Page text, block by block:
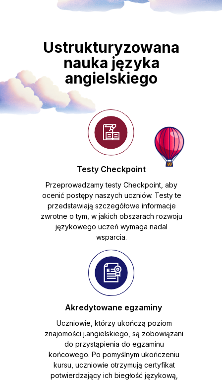
Ustrukturyzowana
nauka języka
angielskiego
Testy Checkpoint
Przeprowadzamy testy Checkpoint, aby
ocenić postępy naszych uczniów. Testy te
przedstawiają szczegółowe informacje
zwrotne o tym, w jakich obszarach rozwoju
językowego uczeń wymaga nadal
wsparcia.
Akredytowane egzaminy
Uczniowie, którzy ukończą poziom
znajomości j.angielskiego, są zobowiązani
do przystąpienia do egzaminu
końcowego. Po pomyślnym ukończeniu
kursu, uczniowie otrzymują certyfikat
potwierdzający ich biegłość językową,